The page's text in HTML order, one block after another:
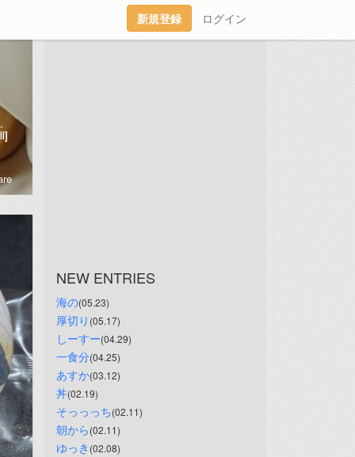
新規登録 ログイン
流行には２歩くらい乗り遅れている
NEW ENTRIES
海の(05.23)
厚切り (05.17)
しーすー(04.29)
一食分(04.25)
あすか(03.12)
丼(02.19)
そっっっち(02.11)
朝から(02.11)
ゆっき (02.08)